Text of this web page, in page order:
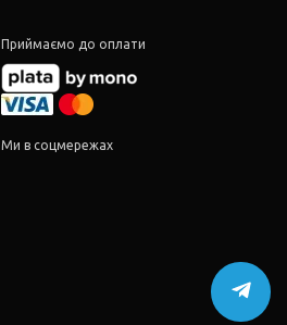
Приймаємо до оплати
Ми в соцмережах